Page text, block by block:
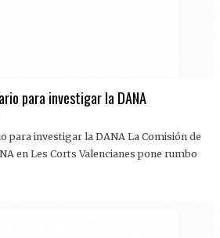
para investigar la DANA
para investigar la DANA La Comisión de
en Les Corts Valencianes pone rumbo